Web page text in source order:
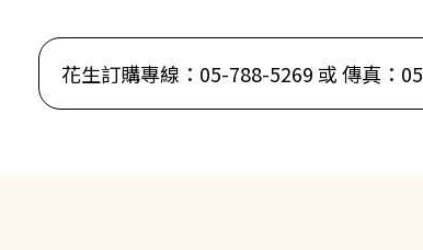
花生訂購專線：05-788-5269 或 傳真：